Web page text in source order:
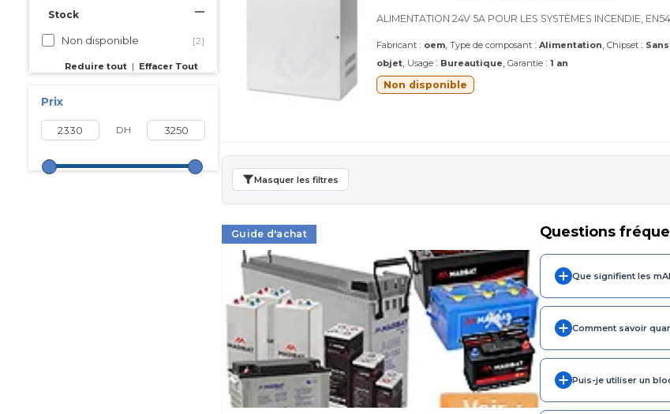
Stock
Non disponible [2]
Reduire tout | Effacer Tout
Prix
DH
ALIMENTATION 24V 5A POUR LES SYSTÈMES INCENDIE,
Fabricant : oem Type de composant : Alimentation Chipset :
objet Usage : Bureautique Garantie : 1 an
Non disponible
Masquer les filtres
Guide d'achat Questions
Que signifient les
Comment savoir
Puis-je utiliser un